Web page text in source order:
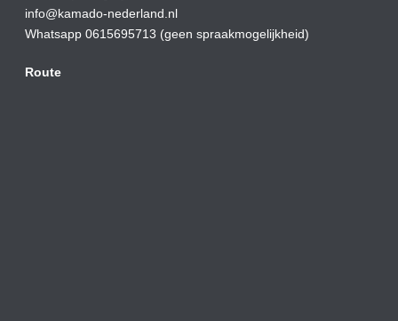
info@kamado-nederland.nl
Whatsapp 0615695713 (geen spraakmogelijkheid)
Route